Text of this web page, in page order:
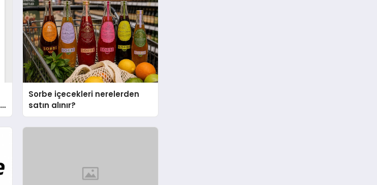
Sorbe içecekleri nerelerden
satın alınır?